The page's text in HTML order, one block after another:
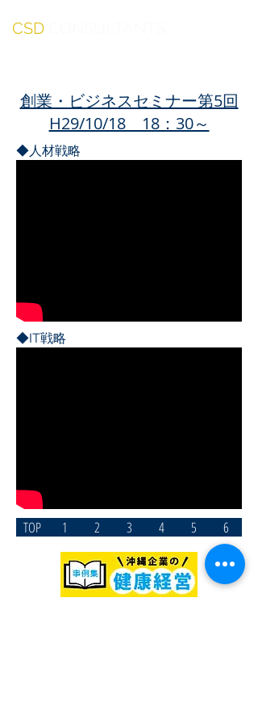
CSD
創業・ビジネスセミナー第5回
​H29/10/18 18：30～
◆人材戦略
◆IT戦略
TOP 1 2 3 4 5 6